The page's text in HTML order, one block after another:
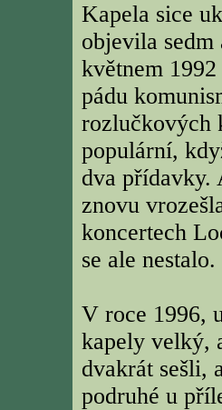
Kapela sice
objevila
květnem
pádu
rozlučkových
populární,
dva přídavky.
znovu
koncertech
se ale nestalo.
V roce 1996,
kapely velký,
dvakrát sešli,
podruhé u